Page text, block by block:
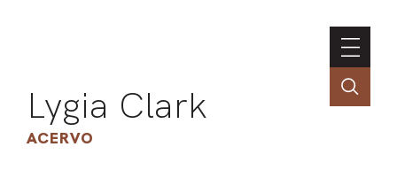
Lygia Clark
ACERVO